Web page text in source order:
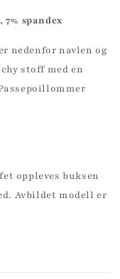
7% spandex
nedenfor navlen og
stoff med en
oppleves buksen
Avbildet modell er